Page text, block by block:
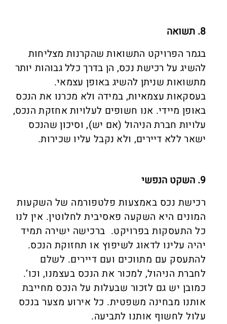
8. תשואה
בגמר הפרויקט התשואות שהקרנות מצליחות
להשיג על רכישת נכס, הן בדרך כלל גבוהות יותר
מתשואות שניתן להשיג באופן עצמאי.
בעסקאות עצמאיות, במידה ולא מכרנו את הנכס
באופן מיידי. אנו חשופים לעלויות אחזקת הנכס,
עלויות חברת הניהול (אם יש), וסיכון שהנכס
ישאר ללא דיירים, ולא נקבל עליו שכירות.
9. השקט הנפשי
רכישת נכס באמצעות פלטפורמה של השקעות
המונים היא השקעה פאסיבית לחלוטין. אין לנו
כל התעסקות בפרויקט. ברכישה ישירה תמיד
יהיה עלינו לדאוג לשיפוץ או תחזוקת הנכס.
להתעסק עם מתווכים ועם דיירים. לשלם
לחברת הניהול, למכור את הנכס בעצמנו, וכו’.
כמובן יש גם לזכור שבעלות על הנכס מחייבת
אותנו מבחינה משפטית. כל אירוע מצער בנכס
עלול לחשוף אותנו לתביעה.